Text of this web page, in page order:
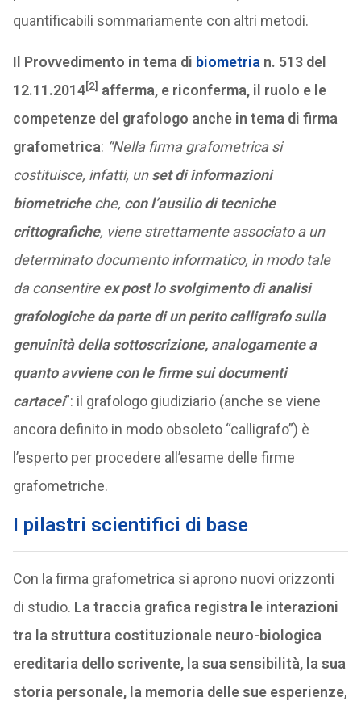
quantificabili sommariamente con altri metodi.
Il Provvedimento in tema di biometria n. 513 del
12.11.2014[2] afferma, e riconferma, il ruolo e le
competenze del grafologo anche in tema di firma
grafometrica: “Nella firma grafometrica si
costituisce, infatti, unset di informazioni
biometricheche, con l’ausilio di tecniche
crittografiche, viene strettamente associato a un
determinato documento informatico, in modo tale
da consentireex post lo svolgimento di analisi
grafologiche da parte di un perito calligrafo sulla
genuinità della sottoscrizione, analogamente a
quanto avviene con le firme sui documenti
cartacei”: il grafologo giudiziario (anche se viene
ancora definito in modo obsoleto “calligrafo”) è
l’esperto per procedere all’esame delle firme
grafometriche.
I pilastri scientifici di base
Con la firma grafometrica si aprono nuovi orizzonti
di studio. La traccia grafica registra le interazioni
tra la struttura costituzionale neuro-biologica
ereditaria dello scrivente, la sua sensibilità, la sua
storia personale, la memoria delle sue esperienze,